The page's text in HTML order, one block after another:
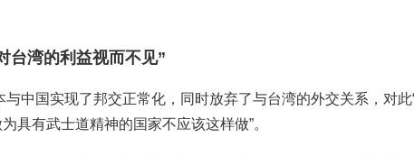
台湾的利益视而不见”
中国实现了邦交正常化，同时放弃了与台湾的外交关系，对此
具有武士道精神的国家不应该这样做”。